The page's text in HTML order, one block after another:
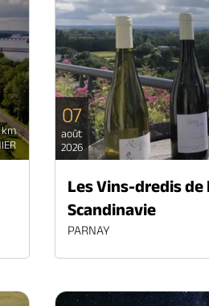
km
07
août
2026
Les Vins-dredis de
Scandinavie
PARNAY